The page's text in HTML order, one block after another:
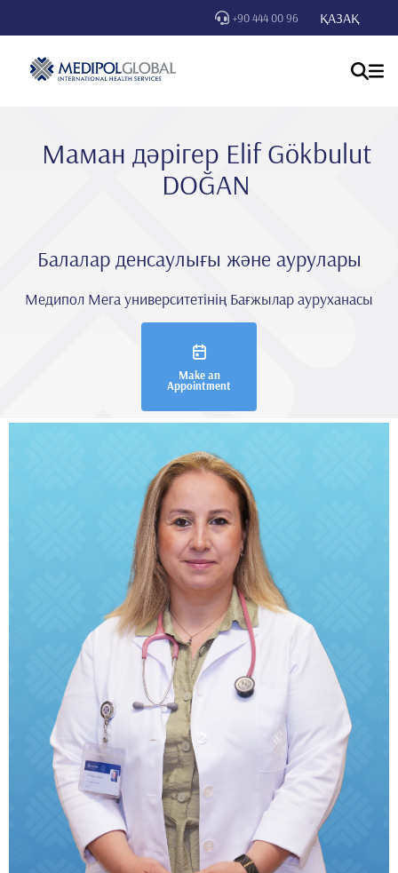
+90 444 00 96 ҚАЗАҚ
Маман дәрігер Eli̇f Gökbulut
DOĞAN
Балалар денсаулығы және аурулары
Медипол Мега университетінің Бағжылар ауруханасы
Make an
Appointment